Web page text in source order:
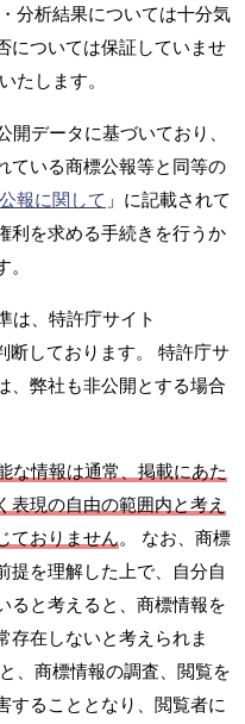
分析結果については十分気
については保証していませ
たします。
データに基づいており、
ている商標公報等と同等の
公報に関して 」に記載されて
利を求める手続きを行うか
は、特許庁サイト
しております。 特許庁サ
、弊社も非公開とする場合
な情報は通常、掲載にあた
表現の自由の範囲内と考え
ておりません。 なお、商標
提を理解した上で、自分自
ると考えると、商標情報を
存在しないと考えられま
、商標情報の調査、閲覧を
することとなり、閲覧者に